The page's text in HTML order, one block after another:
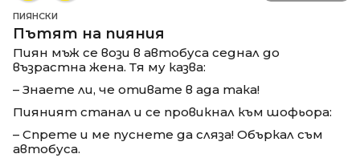
ПИЯНСКИ
Пътят на пияния
Пиян мъж се вози в автобуса седнал до
възрастна жена. Тя му казва:
– Знаете ли, че отивате в ада така!
Пияният станал и се провикнал към шофьора:
– Спрете и ме пуснете да сляза! Объркал съм
автобуса.